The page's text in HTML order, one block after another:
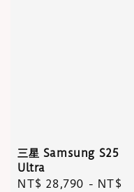
三星 Samsung S25
Ultra
Regular
NT$ 28,790 - NT$